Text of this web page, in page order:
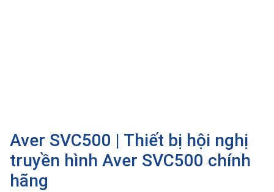
Aver SVC500 | Thiết bị hội nghị
truyền hình Aver SVC500 chính
hãng
Dịch
Hỗ
trợ